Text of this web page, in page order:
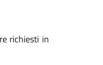
richiesti in